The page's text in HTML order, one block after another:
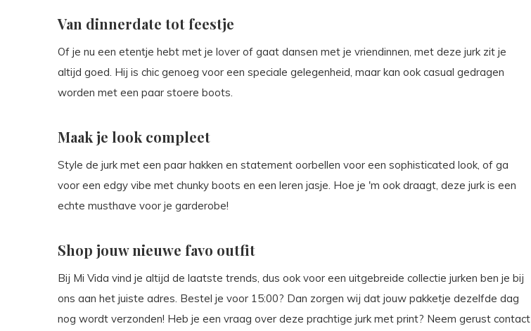
Van dinnerdate tot feestje
Of je nu een etentje hebt met je lover of gaat dansen met je vriendinnen, met deze jurk zit je
altijd goed. Hij is chic genoeg voor een speciale gelegenheid, maar kan ook casual gedragen
worden met een paar stoere boots.
Maak je look compleet
Style de jurk met een paar hakken en statement oorbellen voor een sophisticated look, of ga
voor een edgy vibe met chunky boots en een leren jasje. Hoe je 'm ook draagt, deze jurk is een
echte musthave voor je garderobe!
Shop jouw nieuwe favo outfit
Bij Mi Vida vind je altijd de laatste trends, dus ook voor een uitgebreide collectie jurken ben je bij
ons aan het juiste adres. Bestel je voor 15:00? Dan zorgen wij dat jouw pakketje dezelfde dag
nog wordt verzonden! Heb je een vraag over deze prachtige jurk met print? Neem gerust contact